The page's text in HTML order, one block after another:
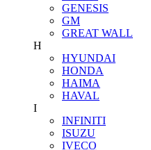
GENESIS
GM
GREAT WALL
H
HYUNDAI
HONDA
HAIMA
HAVAL
I
INFINITI
ISUZU
IVECO